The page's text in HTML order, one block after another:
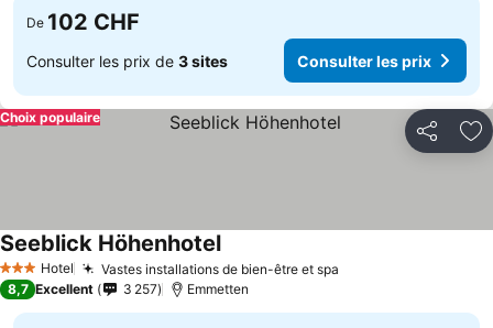
De 102 CHF
Consulter les prix de 3 sites Consulter les prix
Partager
Choix populaire
3 ÉtoilesHotel Vastes installations de bien-être et spa
Seeblick Höhenhotel
8,7 Excellent 3 257 Emmetten